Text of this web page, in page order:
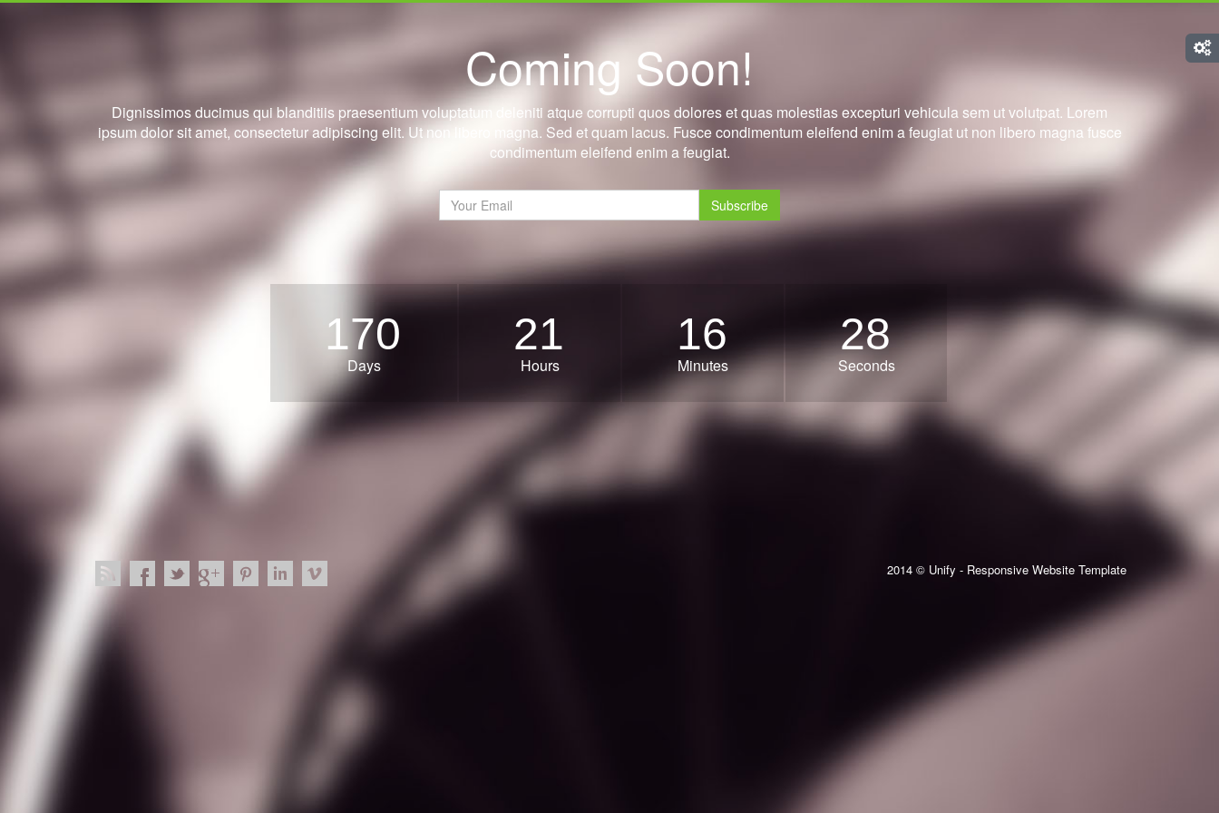
Coming Soon!
Dignissimos ducimus qui blanditiis praesentium voluptatum deleniti atque corrupti quos dolores et quas molestias excepturi vehicula sem ut volutpat. Lorem
ipsum dolor sit amet, consectetur adipiscing elit. Ut non libero magna. Sed et quam lacus. Fusce condimentum eleifend enim a feugiat ut non libero magna fusce
condimentum eleifend enim a feugiat.
Subscribe
170
Days
21
Hours
16
Minutes
27
Seconds
2014 © Unify - Responsive Website Template